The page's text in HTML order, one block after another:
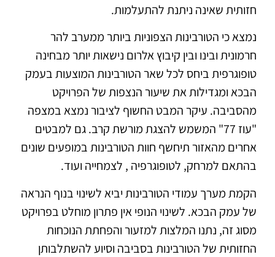
חזותית שאינה ניתנת להתעלמות.
נמצא כי הטורבינות הצפוניות ביותר ממערב להר
חרמונית ובינו ובין קיבוץ אלרום נישאות יותר מבחינה
טופוגרפית ביחס לכל שאר הטורבינות המוצעות בעמק
הבכא ומגדילות את שיעור הנצפות של הפרויקט
מהסביבה. עיקר המבט החשוף לציבור נמצא במצפה
"עוז 77" המשמש להצגת מורשת קרב. גם למבטים
אחרים מהאזור תיחשף חוות הטורבינות במופעים שונים
בהתאם למרחק, לטופוגרפיה , לצמחייה ועוד.
הקמת מערך עמודי הטורבינות יביא לשינוי בנוף הנראה
של עמק הבכא. לשינוי הנופי אין פתרון מוחלט בפרויקט
מסוג זה, נתנו המלצות למזעור והפחתת הנוכחות
החזותית של הטורבינות בסביבה וסיוע להשתלבותן